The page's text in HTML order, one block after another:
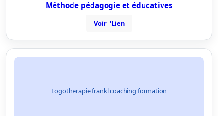
Méthode pédagogie et éducatives
Voir l'Lien
Logotherapie frankl coaching formation